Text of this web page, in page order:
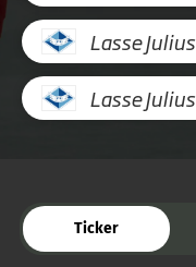
Lasse Julius
Lasse Julius
Ticker